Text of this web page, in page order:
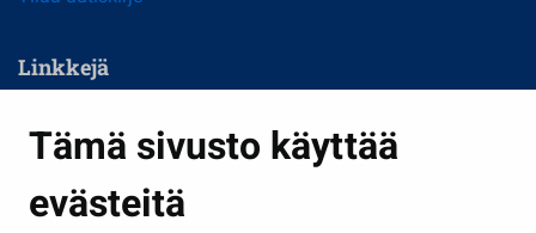
Tämä sivusto käyttää
evästeitä
Linkkejä
Kasvatus ja opetus
Kulttuuri ja liikunta